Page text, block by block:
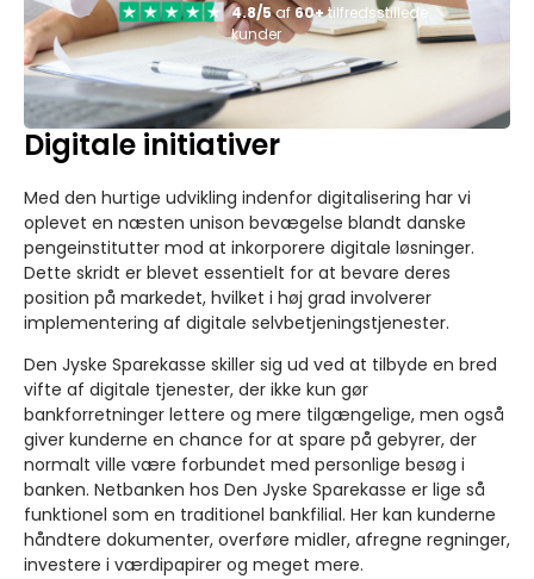
4.8/5af60+tilfredsstillede
kunder
Digitale initiativer
Med den hurtige udvikling indenfor digitalisering har vi
oplevet en næsten unison bevægelse blandt danske
pengeinstitutter mod at inkorporere digitale løsninger.
Dette skridt er blevet essentielt for at bevare deres
position på markedet, hvilket i høj grad involverer
implementering af digitale selvbetjeningstjenester.
Den Jyske Sparekasse skiller sig ud ved at tilbyde en bred
vifte af digitale tjenester, der ikke kun gør
bankforretninger lettere og mere tilgængelige, men også
giver kunderne en chance for at spare på gebyrer, der
normalt ville være forbundet med personlige besøg i
banken. Netbanken hos Den Jyske Sparekasse er lige så
funktionel som en traditionel bankfilial. Her kan kunderne
håndtere dokumenter, overføre midler, afregne regninger,
investere i værdipapirer og meget mere.